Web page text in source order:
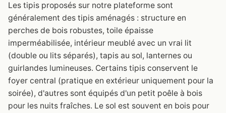
Les tipis proposés sur notre plateforme sont
généralement des tipis aménagés : structure en
perches de bois robustes, toile épaisse
imperméabilisée, intérieur meublé avec un vrai lit
(double ou lits séparés), tapis au sol, lanternes ou
guirlandes lumineuses. Certains tipis conservent le
foyer central (pratique en extérieur uniquement pour la
soirée), d'autres sont équipés d'un petit poêle à bois
pour les nuits fraîches. Le sol est souvent en bois pour